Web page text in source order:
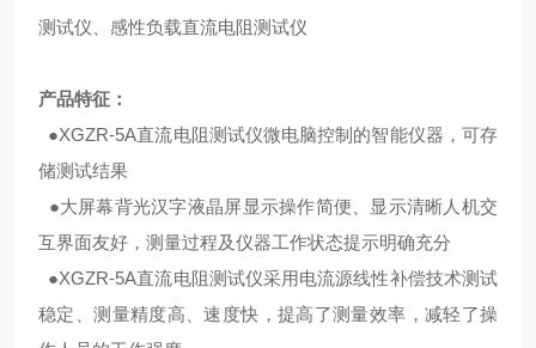
测试仪、感性负载直流电阻测试仪
产品特征：
●XGZR-5A直流电阻测试仪微电脑控制的智能仪器，可存
储测试结果
●大屏幕背光汉字液晶屏显示操作简便、显示清晰人机交
互界面友好，测量过程及仪器工作状态提示明确充分
●XGZR-5A直流电阻测试仪采用电流源线性补偿技术测试
稳定、测量精度高、速度快，提高了测量效率，减轻了操